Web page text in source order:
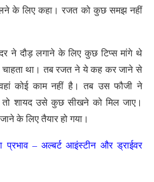
के लिए कहा। रजत को कुछ समझ नहीं
ने दौड़ लगाने के लिए कुछ टिप्स मांगे थे
चाहता था। तब रजत ने ये कह कर जाने से
कोई काम नहीं है। तब उस फौजी ने
तो शायद उसे कुछ सीखने को मिल जाए।
के लिए तैयार हो गया।
प्रभाव – अल्बर्ट आइंस्टीन और ड्राईवर